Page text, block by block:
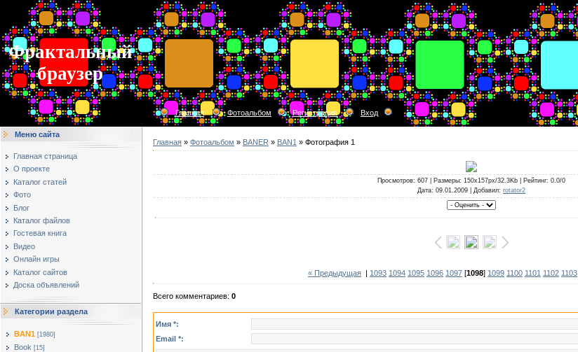
Фрактальный
браузер
Главная Фотоальбом Регистрация Вход
Меню сайта
Главная страница
О проекте
Каталог статей
Фото
Блог
Каталог файлов
Гостевая книга
Видео
Онлайн игры
Каталог сайтов
Доска объявлений
Категории раздела
BAN1 [1980]
Book [15]
Главная » Фотоальбом » BANER » BAN1 » Фотография 1
Просмотров: 607 | Размеры: 150x157px/32.3Kb | Рейтинг: 0.0/0
Дата: 09.01.2009 | Добавил: rotator2
« Предыдущая | 1093 1094 1095 1096 1097 [1098] 1099 1100 1101 1102 1103
Всего комментариев: 0
Имя *:
Email *: